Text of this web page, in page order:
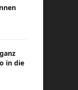
in die